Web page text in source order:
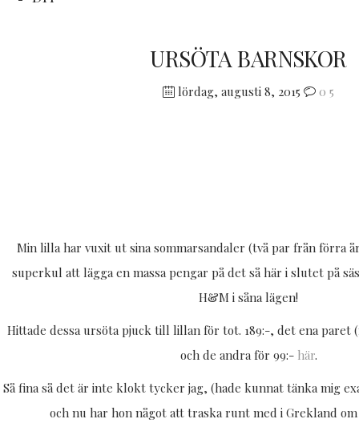
URSÖTA BARNSKOR
lördag, augusti 8, 2015 0 5
Min lilla har vuxit ut sina sommarsandaler (två par från förra
superkul att lägga en massa pengar på det så här i slutet på
H&M i såna lägen!
Hittade dessa ursöta pjuck till lillan för tot. 189:-, det ena paret
och de andra för 99:- här.
Så fina så det är inte klokt tycker jag, (hade kunnat tänka mig
och nu har hon något att traska runt med i Grekland